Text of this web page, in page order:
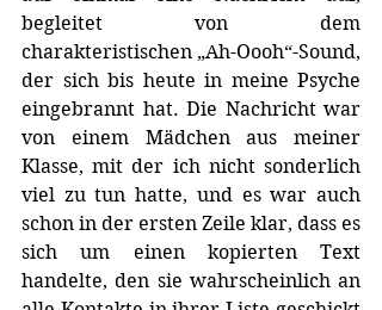
begleitet von dem
charakteristischen „Ah-Oooh“-Sound,
der sich bis heute in meine Psyche
eingebrannt hat. Die Nachricht war
von einem Mädchen aus meiner
Klasse, mit der ich nicht sonderlich
viel zu tun hatte, und es war auch
schon in der ersten Zeile klar, dass es
sich um einen kopierten Text
handelte, den sie wahrscheinlich an